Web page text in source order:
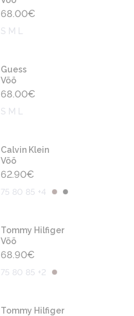
68.00€
S M L
Guess
Vöö
68.00€
S M L
Calvin Klein
Vöö
62.90€
75 80 85 +4
Tommy Hilfiger
Vöö
68.90€
75 80 85 +2
Tommy Hilfiger